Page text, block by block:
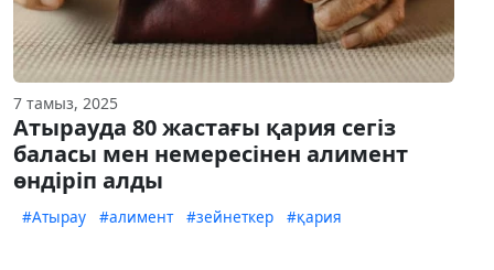
7 тамыз, 2025
Атырауда 80 жастағы қария сегіз
баласы мен немересінен алимент
өндіріп алды
#Атырау #алимент #зейнеткер #қария